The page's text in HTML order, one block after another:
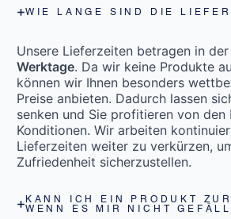
WIE LANGE SIND DIE
Unsere Lieferzeiten betragen in der
Werktage. Da wir keine Produkte
können wir Ihnen besonders
Preise anbieten. Dadurch lassen
senken und Sie profitieren von den
Konditionen. Wir arbeiten
Lieferzeiten weiter zu verkürzen,
Zufriedenheit sicherzustellen.
KANN ICH EIN PRODUKT
WENN ES MIR NICHT